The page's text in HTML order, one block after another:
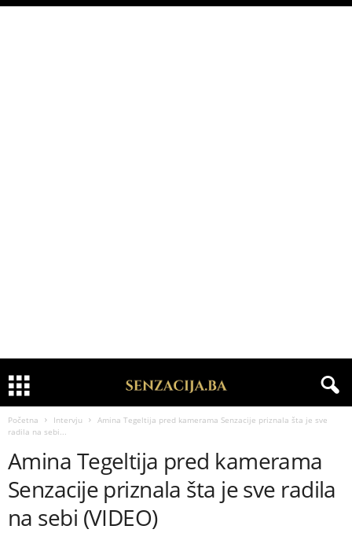
Početna Intervju
Amina Tegeltija pred kamerama Senzacije priznala šta je sve
radila na sebi...
Amina Tegeltija pred kamerama
Senzacije priznala šta je sve radila
na sebi (VIDEO)